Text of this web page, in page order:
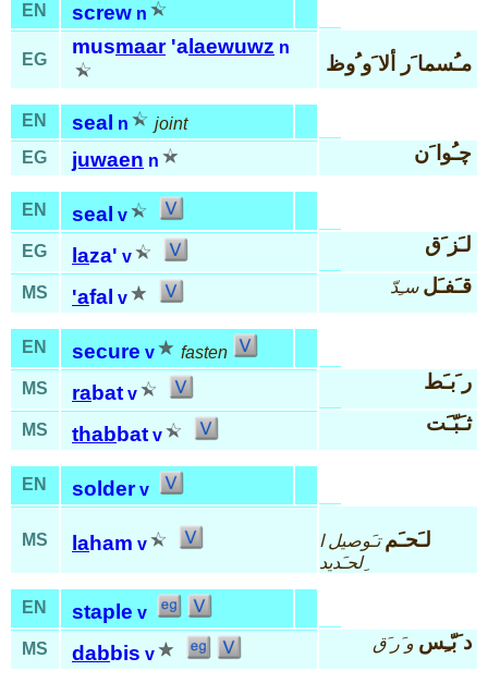
EN screw n
EG
musmaar'a laewuwz n
مـُسما َر ألا َو ُوظ
EN seal n
joint
EG
juwaen n چـُوا َن
EN seal v
EG
laza' v
لـَز َق
MS 'afal v
قـَفـَل سـِدّ
EN secure v
fasten
MS
rabat v
ر َبـَط
MS thabbat v
ثـَبّـَت
EN solder v
MS laham v لـَحـَم تـَوصيل ا
ِلحـَديد
EN staple v
MS
dabbis v
د َبّـِس و َر َق